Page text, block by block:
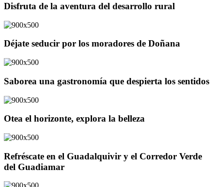
Disfruta de la aventura del desarrollo rural
Déjate seducir por los moradores de Doñana
Saborea una gastronomía que despierta los sentidos
Otea el horizonte, explora la belleza
Refréscate en el Guadalquivir y el Corredor Verde
del Guadiamar